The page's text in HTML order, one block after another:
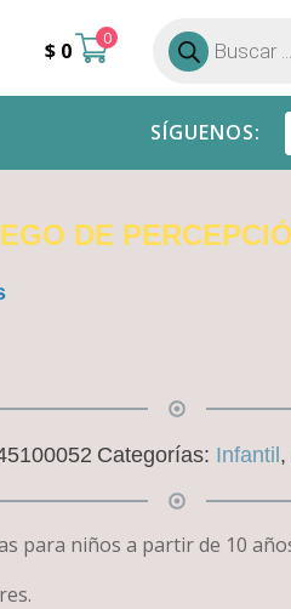
$ 0 0
Búsqueda
de
productos
SÍGUENOS:
DE
Categorías: Infantil ,
para niños a partir de 10